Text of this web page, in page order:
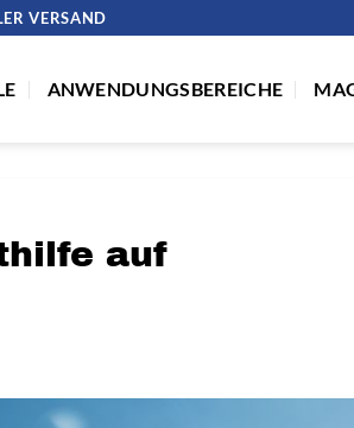
VERSAND
ANWENDUNGSBEREICHE
auf